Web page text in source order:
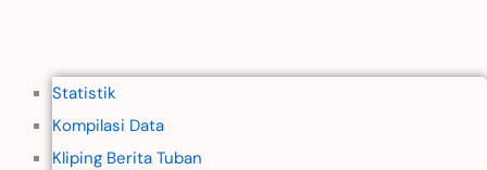
Statistik
Kompilasi Data
Kliping Berita Tuban